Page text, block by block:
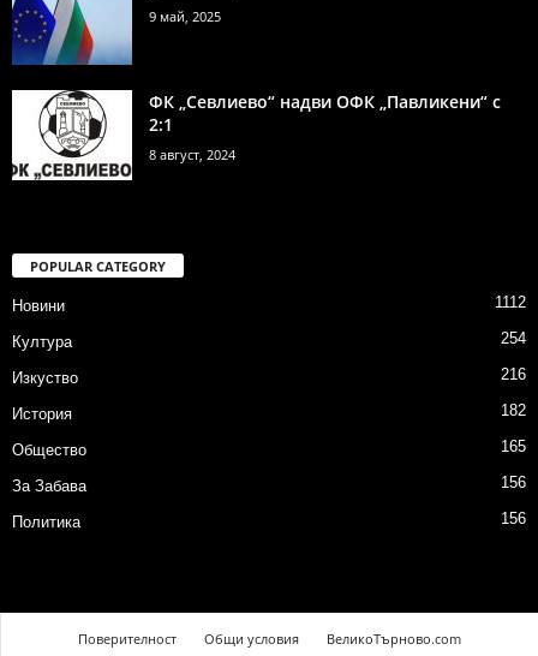
9 май, 2025
ФК „Севлиево“ надви ОФК „Павликени“ с
2:1
8 август, 2024
POPULAR CATEGORY
Новини 1112
Култура 254
Изкуство 216
История 182
Общество 165
За Забава 156
Политика 156
Поверителност Общи условия ВеликоТърново.com